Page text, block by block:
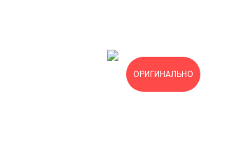
ОРИГИНАЛЬНО